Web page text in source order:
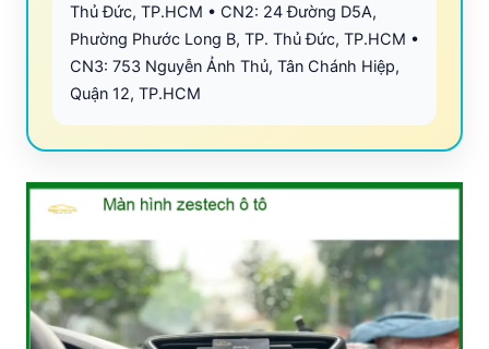
Thủ Đức, TP.HCM • CN2: 24 Đường D5A,
Phường Phước Long B, TP. Thủ Đức, TP.HCM •
CN3: 753 Nguyễn Ảnh Thủ, Tân Chánh Hiệp,
Quận 12, TP.HCM